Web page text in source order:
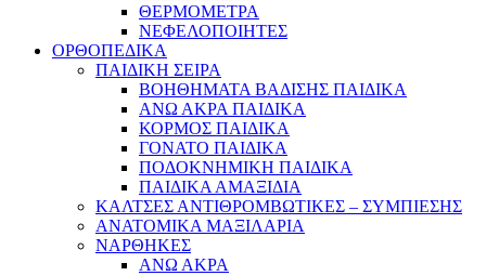
ΘΕΡΜΟΜΕΤΡΑ
ΝΕΦΕΛΟΠΟΙΗΤΕΣ
ΟΡΘΟΠΕΔΙΚΑ
ΠΑΙΔΙΚΗ ΣΕΙΡΑ
ΒΟΗΘΗΜΑΤΑ ΒΑΔΙΣΗΣ ΠΑΙΔΙΚΑ
ΑΝΩ ΑΚΡΑ ΠΑΙΔΙΚΑ
ΚΟΡΜΟΣ ΠΑΙΔΙΚΑ
ΓΟΝΑΤΟ ΠΑΙΔΙΚΑ
ΠΟΔΟΚΝΗΜΙΚΗ ΠΑΙΔΙΚΑ
ΠΑΙΔΙΚΑ ΑΜΑΞΙΔΙΑ
ΚΑΛΤΣΕΣ ΑΝΤΙΘΡΟΜΒΩΤΙΚΕΣ – ΣΥΜΠΙΕΣΗΣ
ΑΝΑΤΟΜΙΚΑ ΜΑΞΙΛΑΡΙΑ
ΝΑΡΘΗΚΕΣ
ΑΝΩ ΑΚΡΑ